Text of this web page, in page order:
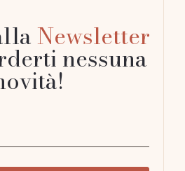
Newsletter
nessuna